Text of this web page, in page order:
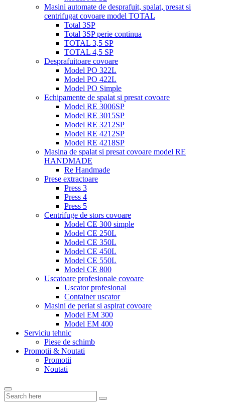
Masini automate de desprafuit, spalat, presat si
centrifugat covoare model TOTAL
Total 3SP
Total 3SP perie continua
TOTAL 3,5 SP
TOTAL 4,5 SP
Desprafuitoare covoare
Model PO 322L
Model PO 422L
Model PO Simple
Echipamente de spalat si presat covoare
Model RE 3006SP
Model RE 3015SP
Model RE 3212SP
Model RE 4212SP
Model RE 4218SP
Masina de spalat si presat covoare model RE
HANDMADE
Re Handmade
Prese extractoare
Press 3
Press 4
Press 5
Centrifuge de stors covoare
Model CE 300 simple
Model CE 250L
Model CE 350L
Model CE 450L
Model CE 550L
Model CE 800
Uscatoare profesionale covoare
Uscator profesional
Container uscator
Masini de periat si aspirat covoare
Model EM 300
Model EM 400
Serviciu tehnic
Piese de schimb
Promotii & Noutati
Promotii
Noutati